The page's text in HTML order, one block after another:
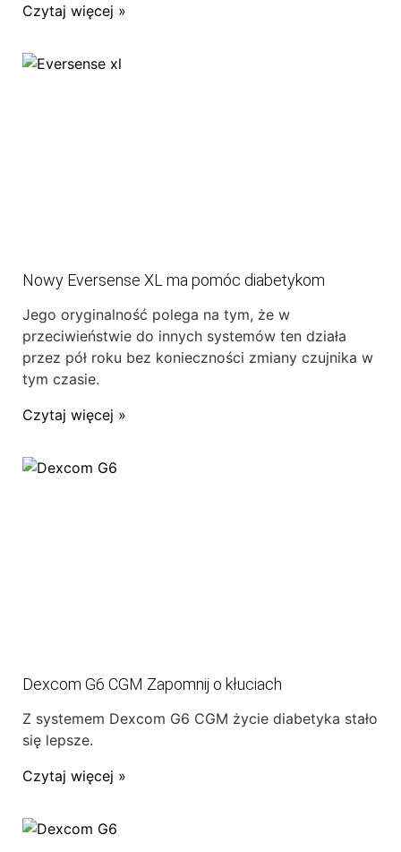
Czytaj więcej »
Nowy Eversense XL ma pomóc diabetykom
Jego oryginalność polega na tym, że w
przeciwieństwie do innych systemów ten działa
przez pół roku bez konieczności zmiany czujnika w
tym czasie.
Czytaj więcej »
Dexcom G6 CGM Zapomnij o kłuciach
Z systemem Dexcom G6 CGM życie diabetyka stało
się lepsze.
Czytaj więcej »